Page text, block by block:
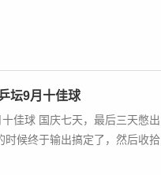
坛9月十佳球
佳球 国庆七天，最后三天憋出
候终于输出搞定了，然后收拾